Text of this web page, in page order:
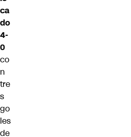
ca
do
4-
0
co
n
tre
s
go
les
de